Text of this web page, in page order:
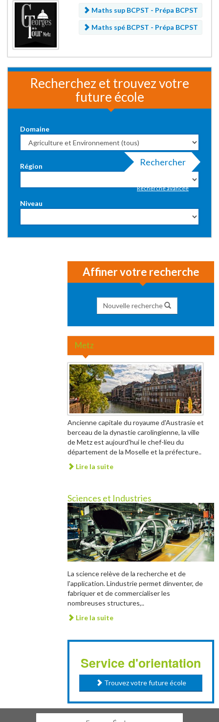
Maths sup BCPST - Prépa BCPST
Maths spé BCPST - Prépa BCPST
Recherchez et trouvez votre
future école
Domaine
Région
Niveau
Rechercher
Recherche avancée
Affiner votre recherche
Nouvelle recherche
Metz
Ancienne capitale du royaume d'Austrasie et
berceau de la dynastie carolingienne, la ville
de Metz est aujourd'hui le chef-lieu du
département de la Moselle et la préfecture..
Lire la suite
Sciences et Industries
La science relève de la recherche et de
l'application. Lindustrie permet dinventer, de
fabriquer et de commercialiser les
nombreuses structures,..
Lire la suite
Service d'orientation
Trouvez votre future école